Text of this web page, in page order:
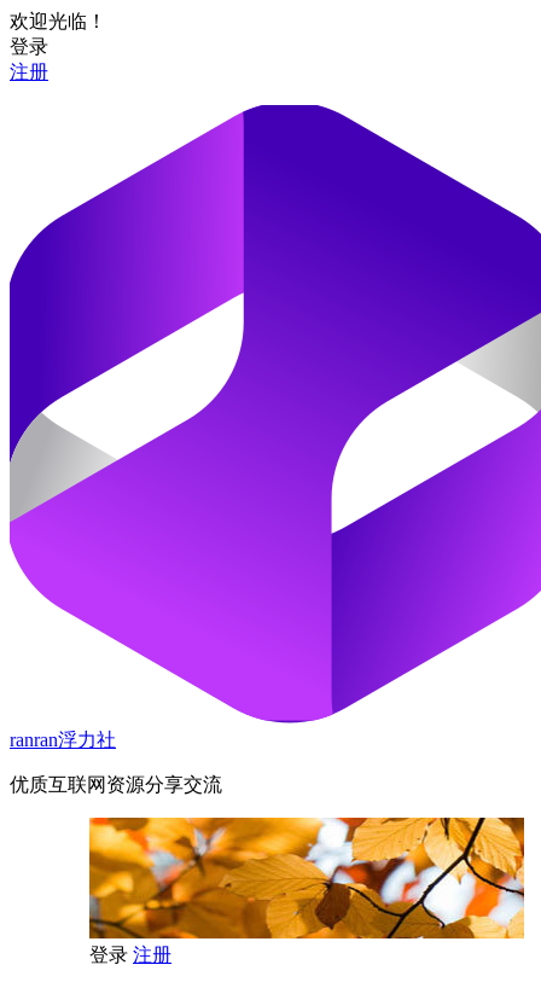
欢迎光临！
登录
注册
ranran浮力社
优质互联网资源分享交流
登录 注册